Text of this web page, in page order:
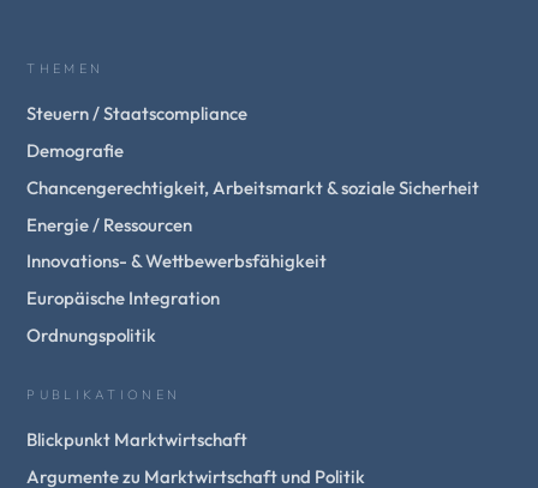
THEMEN
Steuern / Staatscompliance
Demografie
Chancengerechtigkeit, Arbeitsmarkt & soziale Sicherheit
Energie / Ressourcen
Innovations- & Wettbewerbsfähigkeit
Europäische Integration
Ordnungspolitik
PUBLIKATIONEN
Blickpunkt Marktwirtschaft
Argumente zu Marktwirtschaft und Politik